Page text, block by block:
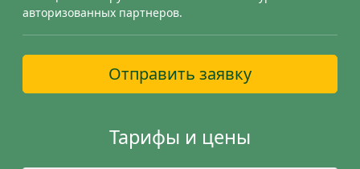
авторизованных партнеров.
Отправить заявку
Тарифы и цены